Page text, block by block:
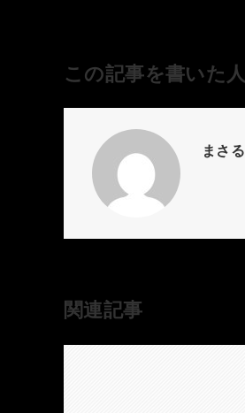
この記事を書いた人
まさる
関連記事